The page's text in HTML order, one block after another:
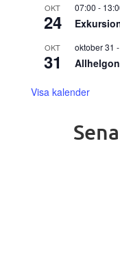
OKT
24
07:00 -
OKT
31
oktober 31 -
Visa kalender